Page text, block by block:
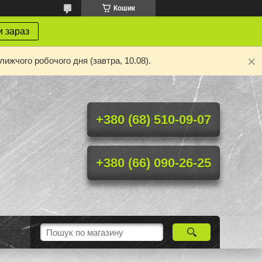
Кошик
зараз
робочого дня (завтра, 10.08).
+380 (68) 510-09-07
+380 (66) 090-26-25